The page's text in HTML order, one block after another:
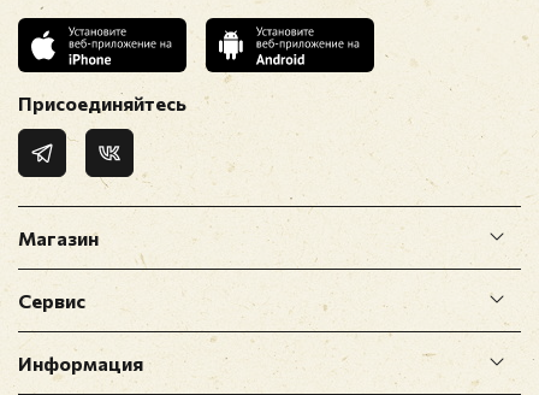
Магазин
Сервис
Информация
Присоединяйтесь